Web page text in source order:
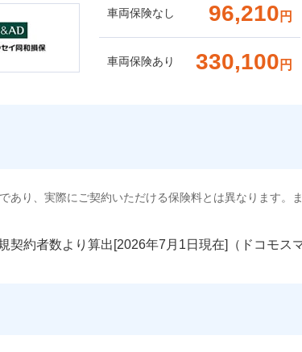
車両保険なし 96,210 円
車両保険あり 330,100 円
あり、実際にご契約いただける保険料とは異なります
契約者数より算出[ 年 月 日現在]（ドコモス